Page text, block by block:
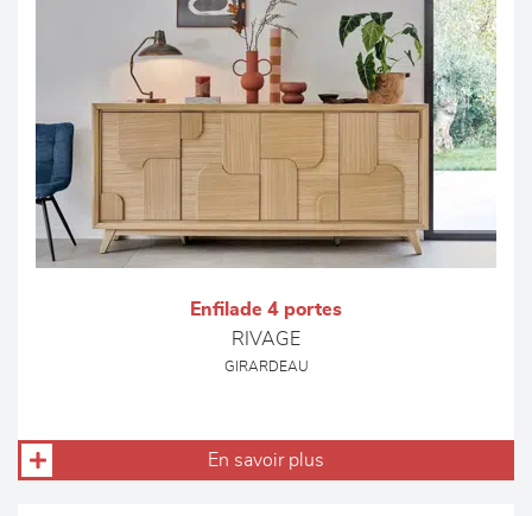
Enfilade 4 portes
RIVAGE
GIRARDEAU
En savoir plus